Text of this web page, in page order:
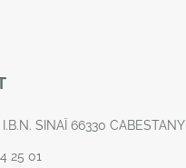
SINAÏ 66330 CABESTANY
25 01